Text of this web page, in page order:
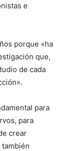
e
porque «ha
que,
de cada
para
para
crear